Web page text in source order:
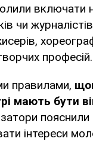
включати
чи
професій.
правилами,
мають бути
інтереси